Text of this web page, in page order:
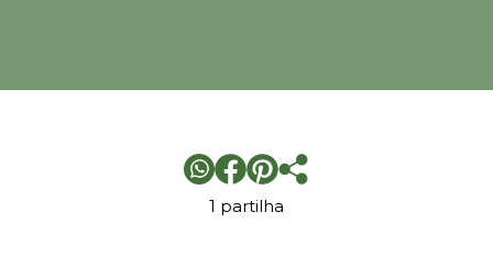
1 partilha